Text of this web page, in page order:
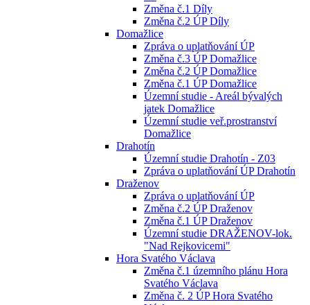
Změna č.1 Díly
Změna č.2 ÚP Díly
Domažlice
Zpráva o uplatňování ÚP
Změna č.3 ÚP Domažlice
Změna č.2 ÚP Domažlice
Změna č.1 ÚP Domažlice
Územní studie - Areál bývalých
jatek Domažlice
Územní studie veř.prostranství
Domažlice
Drahotín
Územní studie Drahotín - Z03
Zpráva o uplatňování ÚP Drahotín
Draženov
Zpráva o uplatňování ÚP
Změna č.2 ÚP Draženov
Změna č.1 ÚP Draženov
Územní studie DRAŽENOV-lok.
"Nad Rejkovicemi"
Hora Svatého Václava
Změna č.1 územního plánu Hora
Svatého Václava
Změna č. 2 ÚP Hora Svatého